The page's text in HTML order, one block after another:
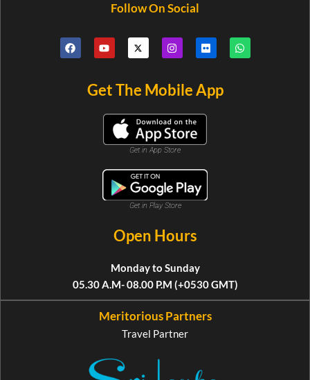
Follow On Social
Get The Mobile App
Get in App Store
Get in Play Store
Open Hours
Monday to Sunday
05.30 A.M- 08.00 P.M (+0530 GMT)
Meritorious Partners
Travel Partner